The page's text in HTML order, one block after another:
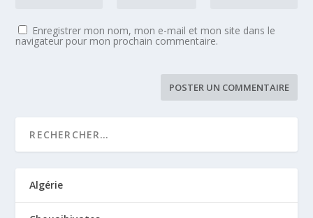
Enregistrer mon nom, mon e-mail et mon site dans le
navigateur pour mon prochain commentaire.
Algérie